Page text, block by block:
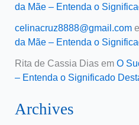
da Mãe – Entenda o
celinacruz8888@gmail.com
da Mãe – Entenda o
Rita de Cassia Diasem O
– Entenda o Significado
Archives